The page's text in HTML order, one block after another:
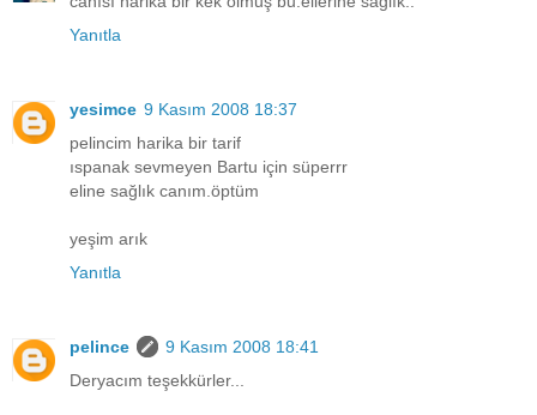
Yanıtla
yesimce 9 Kasım 2008 18:37
pelincim harika bir tarif
ıspanak sevmeyen Bartu için süperrr
eline sağlık canım.öptüm
yeşim arık
Yanıtla
pelince
9 Kasım 2008 18:41
Deryacım teşekkürler...